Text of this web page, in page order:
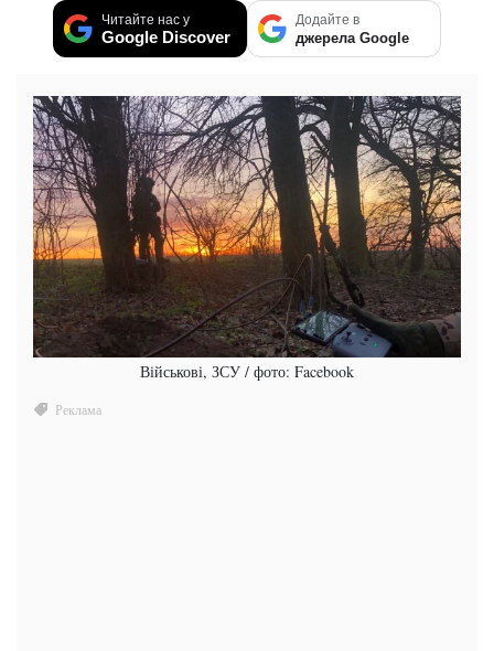
Читайте нас у
Google Discover
Додайте в
джерела Google
Військові, ЗСУ / фото: Facebook